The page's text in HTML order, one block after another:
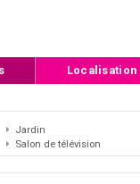
Localisation
Jardin
Salon de télévision